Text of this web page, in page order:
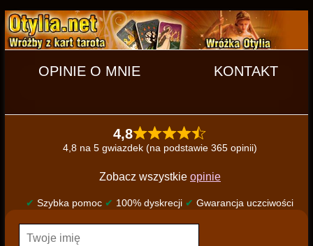
OPINIE O MNIE KONTAKT
4,8
4,8 na 5 gwiazdek (na podstawie 365 opinii)
Zobacz wszystkie opinie
✔ Szybka pomoc ✔ 100% dyskrecji ✔ Gwarancja uczciwości